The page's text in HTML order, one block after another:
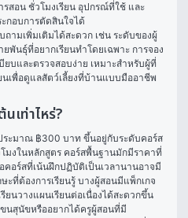
รสอน ชั่วโมงเรียน อุปกรณ์ที่ใช้ และ
กอบการตัดสินใจได้
ามเพิ่มเติมได้สะดวก เช่น ระดับของผู้
พันธุ์ที่อยากเรียนทำโดยเฉพาะ การจอง
ยบและตรวจสอบง่าย เหมาะสำหรับผู้ที่
นเพื่อดูแลสัตว์เลี้ยงที่บ้านแบบมืออาชีพ
เท่าไหร่?
ระมาณ ฿300 บาท ขึ้นอยู่กับระดับคอร์ส
มงในหลักสูตร คอร์สพื้นฐานมักมีราคาที่
อร์สที่เน้นฝึกปฏิบัติเป็นเวลานานอาจมี
ที่ต้องการเรียนรู้ บางผู้สอนมีแพ็กเกจ
ยนวางแผนเรียนต่อเนื่องได้สะดวกขึ้น
นสุนัขหรืออยากได้ครูผู้สอนที่มี